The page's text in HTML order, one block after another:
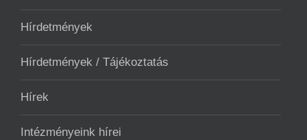
Hírdetmények
Hírdetmények / Tájékoztatás
Hírek
Intézményeink hírei